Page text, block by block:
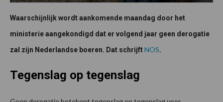
Waarschijnlijk wordt aankomende maandag door het
ministerie aangekondigd dat er volgend jaar geen derogatie
zal zijn Nederlandse boeren. Dat schrijftNOS.
Tegenslag op tegenslag